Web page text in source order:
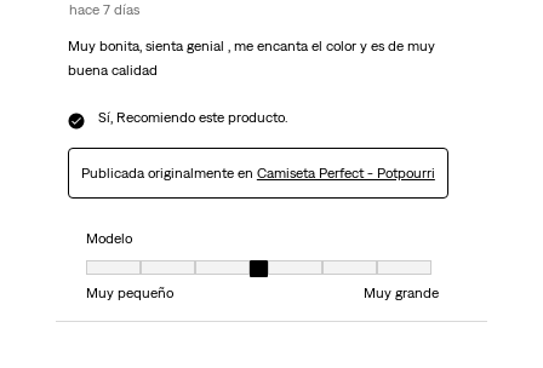
hace 7 días
Muy bonita, sienta genial , me encanta el color y es de muy
buena calidad
Sí, Recomiendo este producto.
Publicada originalmente en Camiseta Perfect - Potpourri
Modelo
Modelo, 4 de 7, donde 1 es igual a Muy pequeño y 7 es igual a Muy
Muy pequeño
Muy grande